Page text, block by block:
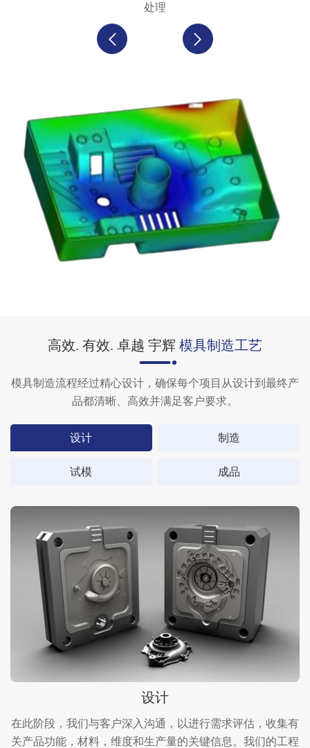
处理
高效. 有效. 卓越 宇辉 模具制造工艺
模具制造流程经过精心设计，确保每个项目从设计到最终产
品都清晰、高效并满足客户要求。
设计 制造
试模 成品
设计
在此阶段，我们与客户深入沟通，以进行需求评估，收集有
关产品功能，材料，维度和生产量的关键信息。我们的工程